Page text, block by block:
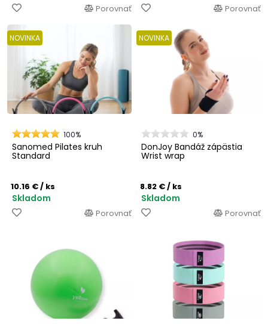
Porovnať Porovnať
NOVINKA
100%
Sanomed Pilates kruh
Standard
10.16 €/ ks
Skladom
Porovnať
NOVINKA
0%
DonJoy Bandáž zápästia
Wrist wrap
8.82 €/ ks
Skladom
Porovnať